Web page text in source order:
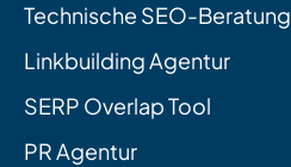
Technische SEO-Beratung
Linkbuilding Agentur
SERP Overlap Tool
PR Agentur